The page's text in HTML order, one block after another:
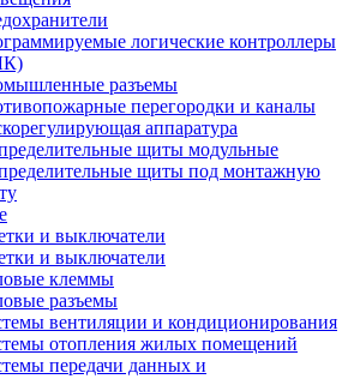
логические контроллеры
разъемы
перегородки и каналы
аппаратура
щиты модульные
щиты под монтажную
и выключатели
и выключатели
клеммы
разъемы
вентиляции и кондиционирования
отопления жилых помещений
передачи данных и